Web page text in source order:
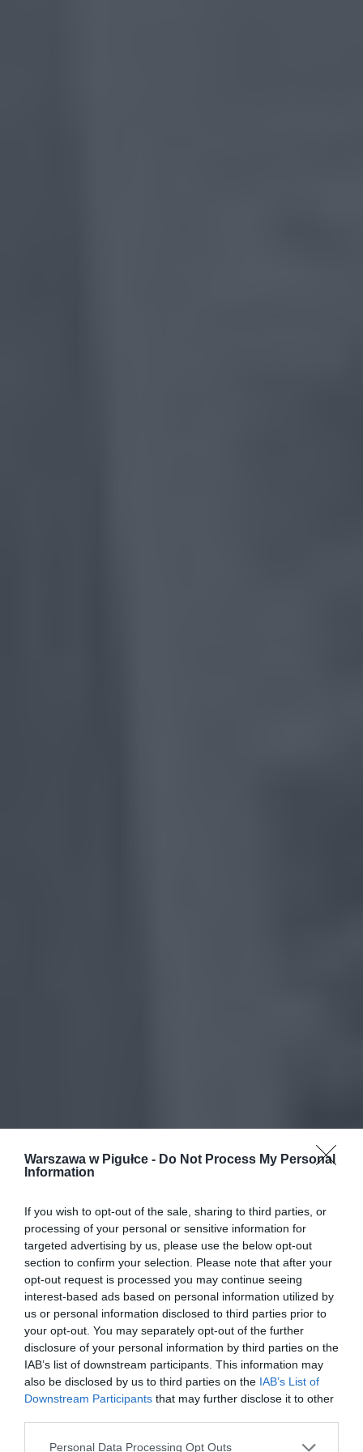
Warszawa w Pigułce - Do Not Process My Personal
Information
If you wish to opt-out of the sale, sharing to third parties, or
processing of your personal or sensitive information for
targeted advertising by us, please use the below opt-out
section to confirm your selection. Please note that after your
opt-out request is processed you may continue seeing
interest-based ads based on personal information utilized by
us or personal information disclosed to third parties prior to
your opt-out. You may separately opt-out of the further
disclosure of your personal information by third parties on the
IAB’s list of downstream participants. This information may
also be disclosed by us to third parties on the IAB’s List of
Downstream Participants that may further disclose it to other
Personal Data Processing Opt Outs